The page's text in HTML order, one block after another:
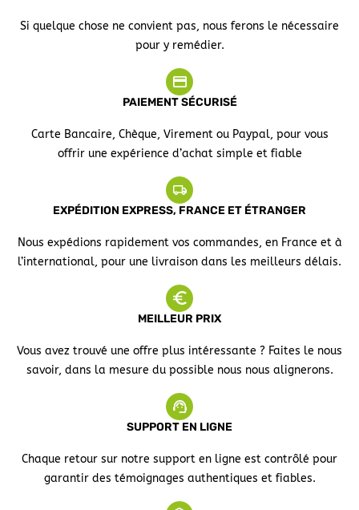
Si quelque chose ne convient pas, nous ferons le nécessaire
pour y remédier.
PAIEMENT SÉCURISÉ
Carte Bancaire, Chèque, Virement ou Paypal, pour vous
offrir une expérience d’achat simple et fiable
EXPÉDITION EXPRESS, FRANCE ET ÉTRANGER
Nous expédions rapidement vos commandes, en France et à
l’international, pour une livraison dans les meilleurs délais.
MEILLEUR PRIX
Vous avez trouvé une offre plus intéressante ? Faites le nous
savoir, dans la mesure du possible nous nous alignerons.
SUPPORT EN LIGNE
Chaque retour sur notre support en ligne est contrôlé pour
garantir des témoignages authentiques et fiables.